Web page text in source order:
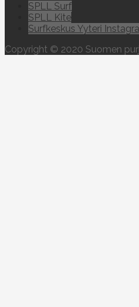
SPLL Surf
SPLL Kite
Surfkeskus Yyteri
Copyright © 2020 Suomen